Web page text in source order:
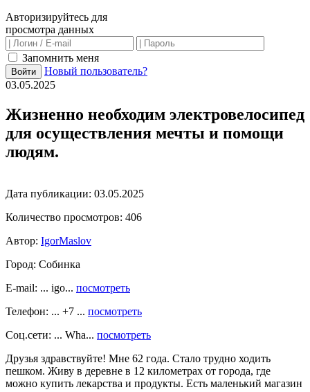
Авторизируйтесь для
просмотра данных
Запомнить меня
Войти
Новый пользователь?
03.05.2025
Жизненно необходим электровелосипед
для осуществления мечты и помощи
людям.
Дата публикации: 03.05.2025
Количество просмотров: 406
Автор: IgorMaslov
Город: Собинка
E-mail: ... igo... посмотреть
Телефон: ... +7 ... посмотреть
Соц.сети: ... Wha... посмотреть
Друзья здравствуйте! Мне 62 года. Стало трудно ходить
пешком. Живу в деревне в 12 километрах от города, где
можно купить лекарства и продукты. Есть маленький магазин